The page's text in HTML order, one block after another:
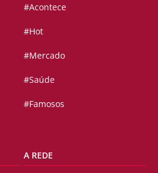
#Acontece
#Hot
#Mercado
#Saúde
#Famosos
A REDE